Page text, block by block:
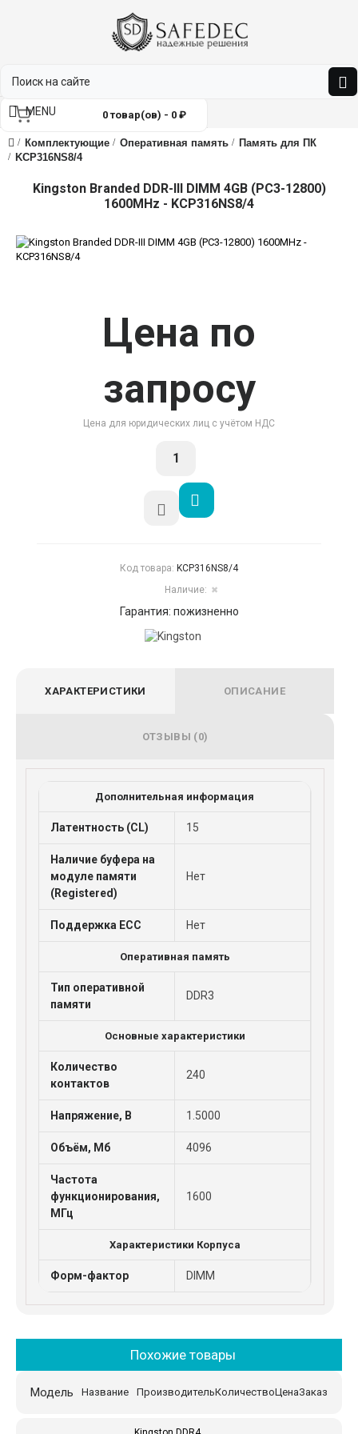
0 товар(ов) - 0 ₽
MENU
Комплектующие Оперативная память
Память для ПК
KCP316NS8/4
Kingston Branded DDR-III DIMM 4GB (PC3-12800)
1600MHz - KCP316NS8/4
ХАРАКТЕРИСТИКИ ОПИСАНИЕ
ОТЗЫВЫ (0)
Дополнительная информация
Латентность (CL) 15
Наличие буфера на
модуле памяти
(Registered)
Нет
Поддержка ECC Нет
Оперативная память
Тип оперативной
памяти
DDR3
Основные характеристики
Количество
контактов
240
Напряжение, В 1.5000
Объём, Мб 4096
Частота
функционирования,
МГц
1600
Характеристики Корпуса
Форм-фактор DIMM
Цена по
запросу
Цена для юридических лиц с учётом НДС
Код товара: KCP316NS8/4
Наличие: ✖
Гарантия: пожизненно
Похожие товары
Название Производитель
Модель КоличествоЦенаЗаказ